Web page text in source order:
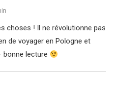
choses ! Il ne révolutionne pas
de voyager en Pologne et
bonne lecture